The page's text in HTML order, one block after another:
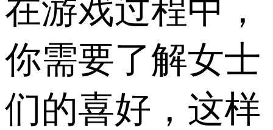
在游戏过程中，
你需要了解女士
们的喜好，这样